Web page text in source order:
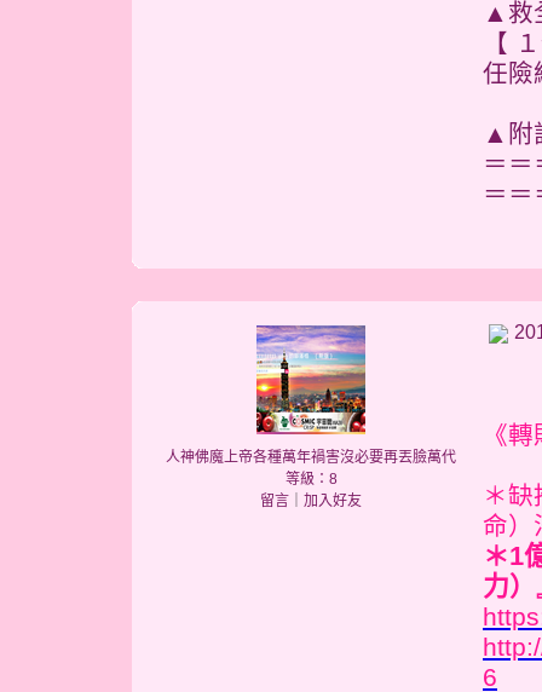
▲救
【
任險
▲附
＝＝
＝＝
人神佛魔上帝各種萬年禍害沒必要再丟臉萬代
等級：8
留言
加入好友
《
＊
命）
＊1
力
6